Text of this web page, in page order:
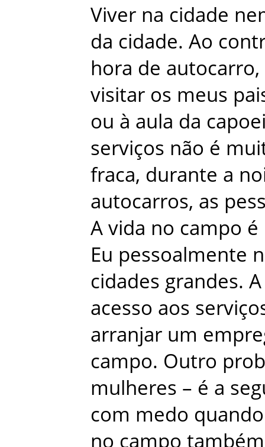
Viver na cidade
da cidade. Ao
hora de autocarro,
visitar os meus
ou à aula da
serviços não é
fraca, durante a
autocarros, as
A vida no campo é
Eu pessoalmente
cidades grandes. A
acesso aos
arranjar um
campo. Outro
mulheres – é a
com medo quando
no campo também